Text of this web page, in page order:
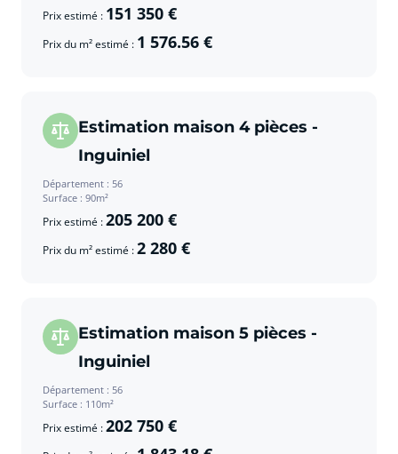
Prix estimé : 151 350 €
Prix du m² estimé : 1 576.56 €
Estimation maison 4 pièces -
Inguiniel
Département : 56
Surface : 90m²
Prix estimé :205 200 €
Prix du m² estimé :2 280 €
Estimation maison 5 pièces -
Inguiniel
Département : 56
Surface : 110m²
Prix estimé :202 750 €